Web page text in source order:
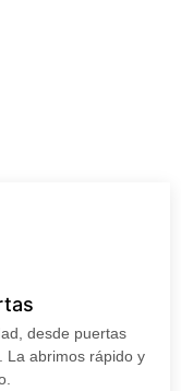
desde puertas
La abrimos rápido y